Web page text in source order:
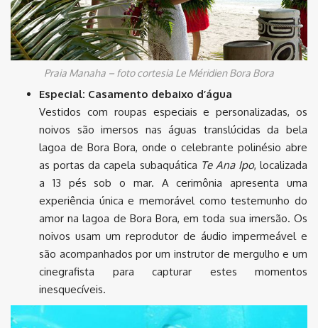
Praia Manaha – foto cortesia Le Méridien Bora Bora
Especial: Casamento debaixo d’água
Vestidos com roupas especiais e personalizadas, os
noivos são imersos nas águas translúcidas da bela
lagoa de Bora Bora, onde o celebrante polinésio abre
as portas da capela subaquática Te Ana Ipo, localizada
a 13 pés sob o mar. A cerimônia apresenta uma
experiência única e memorável como testemunho do
amor na lagoa de Bora Bora, em toda sua imersão. Os
noivos usam um reprodutor de áudio impermeável e
são acompanhados por um instrutor de mergulho e um
cinegrafista para capturar estes momentos
inesquecíveis.